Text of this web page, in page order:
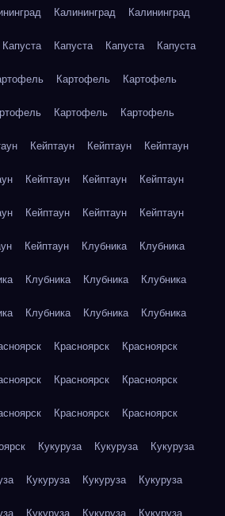
Калининград Калининград
Капуста Капуста Капуста Капуста
Картофель Картофель
Картофель Картофель
Кейптаун Кейптаун Кейптаун
Кейптаун Кейптаун Кейптаун
Кейптаун Кейптаун Кейптаун
Кейптаун Клубника Клубника
Клубника Клубника Клубника
Клубника Клубника Клубника
Красноярск Красноярск
Красноярск Красноярск
Красноярск Красноярск
Кукуруза Кукуруза Кукуруза
Кукуруза Кукуруза Кукуруза
Кукуруза Кукуруза Кукуруза